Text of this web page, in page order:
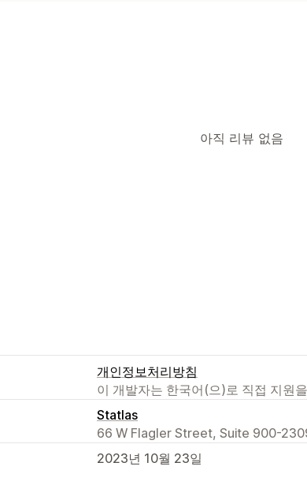
아직 리뷰 없음
개인정보처리방침
이 개발자는 한국어(으)로 직접 지원
Statlas
66 W Flagler Street, Suite 900-
2023년 10월 23일